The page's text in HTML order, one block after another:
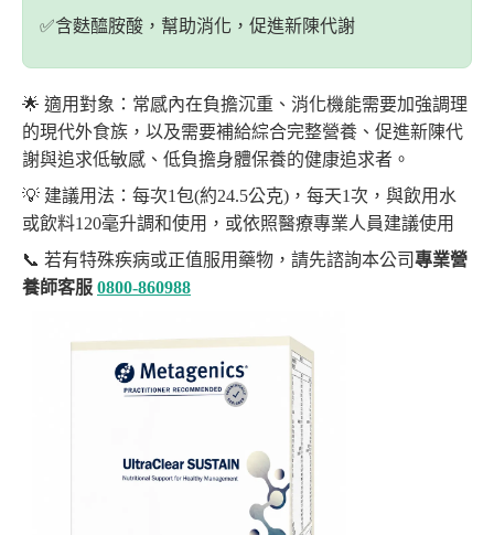
✅️含麩醯胺酸，幫助消化，促進新陳代謝
🌟 適用對象：常感內在負擔沉重、消化機能需要加強調理
的現代外食族，以及需要補給綜合完整營養、促進新陳代
謝與追求低敏感、低負擔身體保養的健康追求者。
💡 建議用法：每次1包(約24.5公克)，每天1次，與飲用水
或飲料120毫升調和使用，或依照醫療專業人員建議使用
📞 若有特殊疾病或正值服用藥物，請先諮詢本公司專業營
養師客服 0800-860988